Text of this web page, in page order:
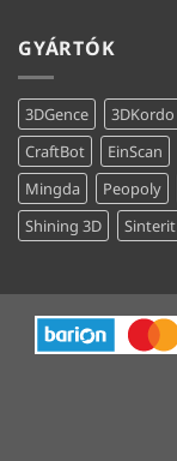
GYÁRTÓK
3DGence 3DKordo
CraftBot
EinScan
Mingda
Peopoly
Shining 3D
Sinterit